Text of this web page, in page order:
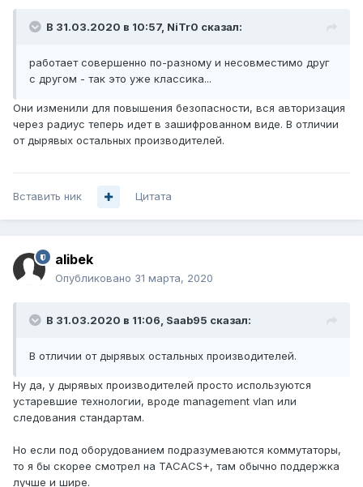
В 31.03.2020 в 10:57, NiTr0 сказал:
работает совершенно по-разному и несовместимо друг
с другом - так это уже классика...
Они изменили для повышения безопасности, вся авторизация
через радиус теперь идет в зашифрованном виде. В отличии
от дырявых остальных производителей.
Вставить ник Цитата
alibek
Опубликовано 31 марта, 2020
В 31.03.2020 в 11:06, Saab95 сказал:
В отличии от дырявых остальных производителей.
Ну да, у дырявых производителей просто используются
устаревшие технологии, вроде management vlan или
следования стандартам.
Но если под оборудованием подразумеваются коммутаторы,
то я бы скорее смотрел на TACACS+, там обычно поддержка
лучше и шире.